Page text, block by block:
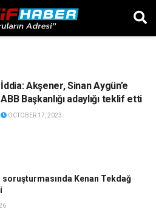
İddia: Akşener, Sinan Aygün’e
ABB Başkanlığı adaylığı teklif etti
OCTOBER 17, 2023
soruşturmasında Kenan Tekdağ